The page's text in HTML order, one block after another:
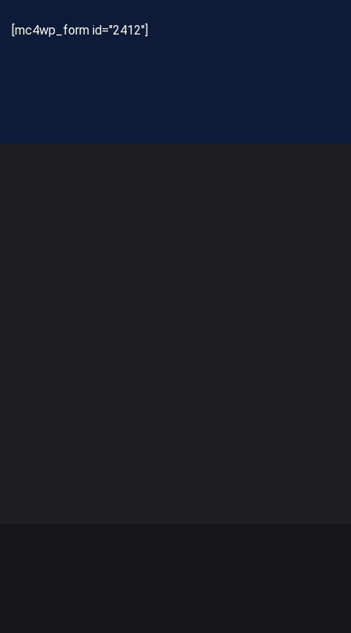
[mc4wp_form id="2412"]